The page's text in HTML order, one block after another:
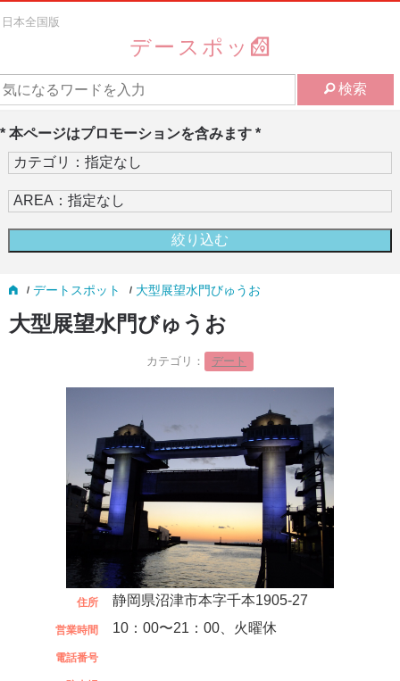
日本全国版
デースポッ
検索
* 本ページはプロモーションを含みます *
デートスポット 大型展望水門びゅうお
大型展望水門びゅうお
カテゴリ： デート
住所 静岡県沼津市本字千本1905-27
営業時間 10：00〜21：00、火曜休
電話番号